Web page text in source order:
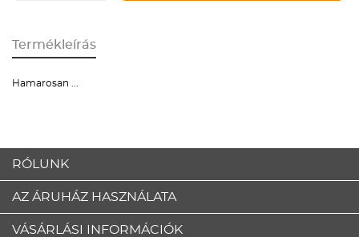
Termékleírás
Hamarosan ...
RÓLUNK
AZ ÁRUHÁZ HASZNÁLATA
VÁSÁRLÁSI INFORMÁCIÓK